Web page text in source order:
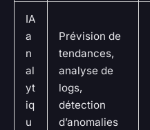
IA
a
n
al
yt
iq
u
Prévision de
tendances,
analyse de
logs,
détection
d’anomalies